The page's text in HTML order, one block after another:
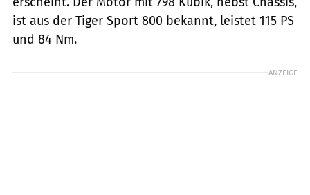
ist aus der Tiger Sport 800 bekannt, leistet 115 PS
und 84 Nm.
ANZEIGE